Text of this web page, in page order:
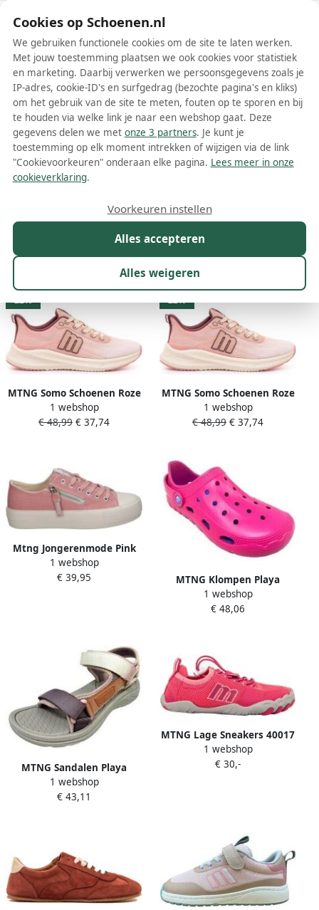
Schoenen.nl
Wis filters Alle filters
Roze MTNG damesschoenen
Meer lezen
Kleur 1
11 resultaten:
22%
MTNG Somo Schoenen Roze
Vrouw
1 webshop
€ 48,99 € 37,74
22%
MTNG Somo Schoenen Roze
Vrouw
1 webshop
€ 48,99 € 37,74
Mtng Jongerenmode Pink
Dames
1 webshop
€ 39,95
MTNG Klompen Playa
señora MUSTANG 85516
respetuoso fuxia
1 webshop
€ 48,06
MTNG Sandalen Playa
señora MUSTANG 60804
varios
1 webshop
€ 43,11
MTNG Lage Sneakers 40017
1 webshop
€ 30,-
Cookies op Schoenen.nl
We gebruiken functionele cookies om de site te laten werken.
Met jouw toestemming plaatsen we ook cookies voor statistiek
en marketing. Daarbij verwerken we persoonsgegevens zoals je
IP-adres, cookie-ID's en surfgedrag (bezochte pagina's en kliks)
om het gebruik van de site te meten, fouten op te sporen en bij
te houden via welke link je naar een webshop gaat. Deze
gegevens delen we met onze 3 partners. Je kunt je
toestemming op elk moment intrekken of wijzigen via de link
"Cookievoorkeuren" onderaan elke pagina. Lees meer in onze
cookieverklaring.
Alles accepteren
Alles weigeren
Voorkeuren instellen